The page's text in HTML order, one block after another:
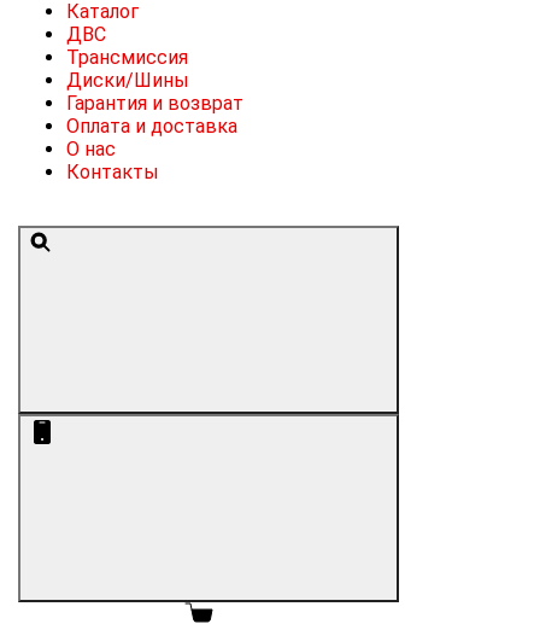
Каталог
ДВС
Трансмиссия
Диски/Шины
Гарантия и возврат
Оплата и доставка
О нас
Контакты